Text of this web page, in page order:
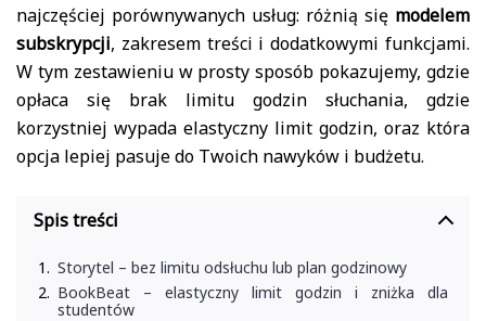
najczęściej porównywanych usług: różnią się modelem
subskrypcji, zakresem treści i dodatkowymi funkcjami.
W tym zestawieniu w prosty sposób pokazujemy, gdzie
opłaca się brak limitu godzin słuchania, gdzie
korzystniej wypada elastyczny limit godzin, oraz która
opcja lepiej pasuje do Twoich nawyków i budżetu.
Spis treści
Storytel – bez limitu odsłuchu lub plan godzinowy
BookBeat – elastyczny limit godzin i zniżka dla
studentów